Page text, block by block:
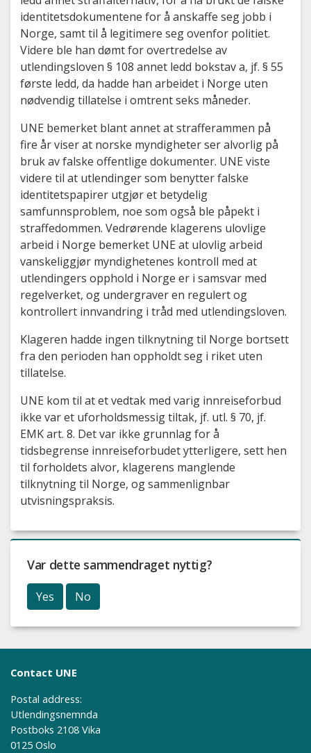
identitetsdokumentene for å anskaffe seg jobb i
Norge, samt til å legitimere seg ovenfor politiet.
Videre ble han dømt for overtredelse av
utlendingsloven § 108 annet ledd bokstav a, jf. § 55
første ledd, da hadde han arbeidet i Norge uten
nødvendig tillatelse i omtrent seks måneder.
UNE bemerket blant annet at strafferammen på
fire år viser at norske myndigheter ser alvorlig på
bruk av falske offentlige dokumenter. UNE viste
videre til at utlendinger som benytter falske
identitetspapirer utgjør et betydelig
samfunnsproblem, noe som også ble påpekt i
straffedommen. Vedrørende klagerens ulovlige
arbeid i Norge bemerket UNE at ulovlig arbeid
vanskeliggjør myndighetenes kontroll med at
utlendingers opphold i Norge er i samsvar med
regelverket, og undergraver en regulert og
kontrollert innvandring i tråd med utlendingsloven.
Klageren hadde ingen tilknytning til Norge bortsett
fra den perioden han oppholdt seg i riket uten
tillatelse.
UNE kom til at et vedtak med varig innreiseforbud
ikke var et uforholdsmessig tiltak, jf. utl. § 70, jf.
EMK art. 8. Det var ikke grunnlag for å
tidsbegrense innreiseforbudet ytterligere, sett hen
til forholdets alvor, klagerens manglende
tilknytning til Norge, og sammenlignbar
utvisningspraksis.
Var dette sammendraget nyttig?
Yes No
Contact UNE
Postal address:
Utlendingsnemnda
Postboks 2108 Vika
0125 Oslo